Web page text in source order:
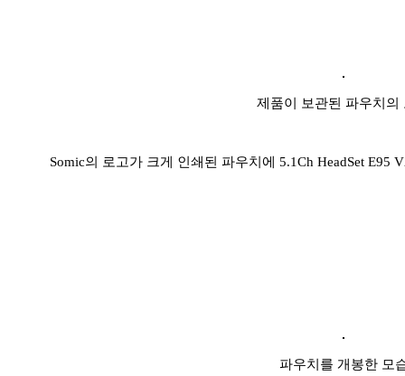
제품이 보관된 파우치의
Somic의 로고가 크게 인쇄된 파우치에 5.1Ch HeadSet E95
파우치를 개봉한 모